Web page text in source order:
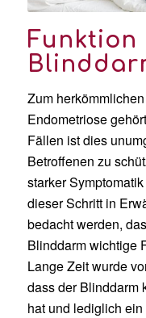
Funktion
Zum
Endometriose
Fällen ist dies
Betroffenen zu
starker
dieser Schritt in
bedacht werden,
Blinddarm wichtige
Lange Zeit wurde
dass der Blinddarm
hat und lediglich